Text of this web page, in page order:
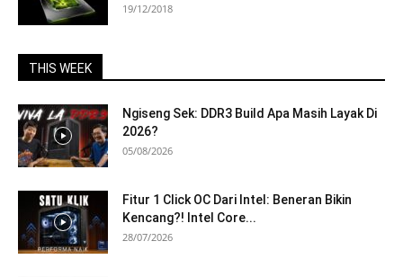
19/12/2018
THIS WEEK
Ngiseng Sek: DDR3 Build Apa Masih Layak Di
2026?
05/08/2026
Fitur 1 Click OC Dari Intel: Beneran Bikin
Kencang?! Intel Core...
28/07/2026